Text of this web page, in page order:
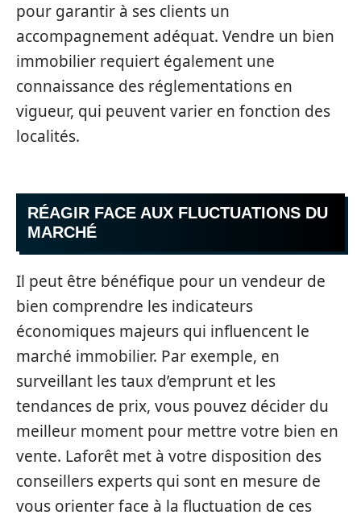
pour garantir à ses clients un
accompagnement adéquat. Vendre un bien
immobilier requiert également une
connaissance des réglementations en
vigueur, qui peuvent varier en fonction des
localités.
RÉAGIR FACE AUX FLUCTUATIONS DU
MARCHÉ
Il peut être bénéfique pour un vendeur de
bien comprendre les indicateurs
économiques majeurs qui influencent le
marché immobilier. Par exemple, en
surveillant les taux d’emprunt et les
tendances de prix, vous pouvez décider du
meilleur moment pour mettre votre bien en
vente. Laforêt met à votre disposition des
conseillers experts qui sont en mesure de
vous orienter face à la fluctuation de ces